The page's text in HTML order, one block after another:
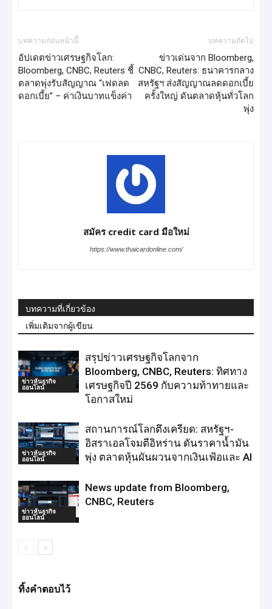
บทความก่อนหน้านี้
อัปเดตข่าวเศรษฐกิจโลก:
Bloomberg, CNBC, Reuters ชี้
ตลาดพุ่งรับสัญญาณ “เฟดลด
ดอกเบี้ย” – ค่าเงินบาทแข็งค่า
บทความถัดไป
ข่าวเด่นจาก Bloomberg,
CNBC, Reuters: ธนาคารกลาง
สหรัฐฯ ส่งสัญญาณลดดอกเบี้ย
ครั้งใหญ่ ดันตลาดหุ้นทั่วโลก
พุ่ง
สมัคร credit card มือใหม่
https://www.thaicardonline.com/
บทความที่เกี่ยวข้อง
เพิ่มเติมจากผู้เขียน
ข่าวหุ้นธุรกิจ
ออนไลน์
สรุปข่าวเศรษฐกิจโลกจาก
Bloomberg, CNBC, Reuters: ทิศทาง
เศรษฐกิจปี 2569 กับความท้าทายและ
โอกาสใหม่
ข่าวหุ้นธุรกิจ
ออนไลน์
สถานการณ์โลกตึงเครียด: สหรัฐฯ-
อิสราเอลโจมตีอิหร่าน ดันราคาน้ำมัน
พุ่ง ตลาดหุ้นผันผวนจากเงินเฟ้อและ AI
ข่าวหุ้นธุรกิจ
ออนไลน์
News update from Bloomberg,
CNBC, Reuters
ทิ้งคำตอบไว้